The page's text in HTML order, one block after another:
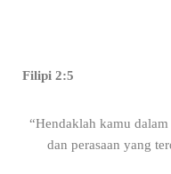
Filipi 2:5
“Hendaklah kamu
dan perasaan yang